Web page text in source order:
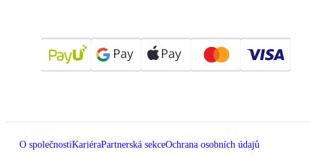
O společnostiKariéraPartnerská sekceOchrana osobních údajů